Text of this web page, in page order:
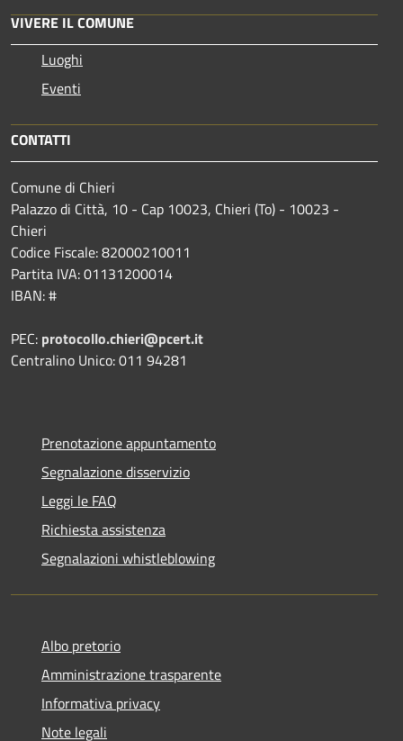
VIVERE IL COMUNE
Luoghi
Eventi
CONTATTI
Comune di Chieri
Palazzo di Città, 10 - Cap 10023, Chieri (To) - 10023 -
Chieri
Codice Fiscale: 82000210011
Partita IVA: 01131200014
IBAN: #
PEC: protocollo.chieri@pcert.it
Centralino Unico: 011 94281
Prenotazione appuntamento
Segnalazione disservizio
Leggi le FAQ
Richiesta assistenza
Segnalazioni whistleblowing
Albo pretorio
Amministrazione trasparente
Informativa privacy
Note legali